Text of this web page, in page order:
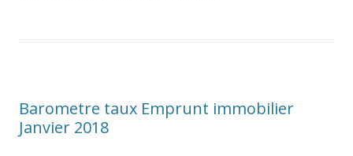
Barometre taux Emprunt immobilier
Janvier 2018